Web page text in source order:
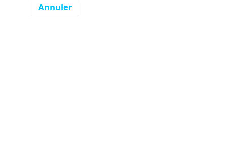
Annuler